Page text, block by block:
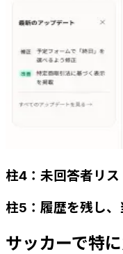
柱4：未回答者リ
柱5：履歴を残し
サッカーで特